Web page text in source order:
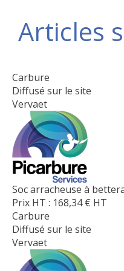
Articles
Carbure
Diffusé sur le site
Vervaet
Soc arracheuse à
Prix HT : 168,34€ HT
Carbure
Diffusé sur le site
Vervaet